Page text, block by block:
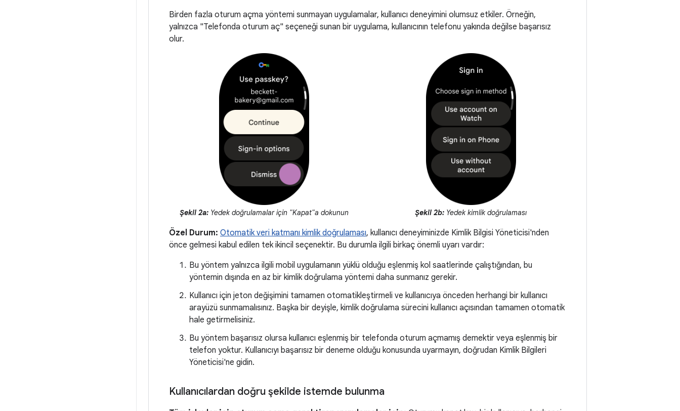
Birden fazla oturum açma yöntemi sunmayan uygulamalar, kullanıcı deneyimini olumsuz etkiler. Örneğin,
yalnızca "Telefonda oturum aç" seçeneği sunan bir uygulama, kullanıcının telefonu yakında değilse başarısız
olur.
Şekil 2a: Yedek doğrulamalar için "Kapat"a dokunun Şekil 2b: Yedek kimlik doğrulaması
Özel Durum: Otomatik veri katmanı kimlik doğrulaması, kullanıcı deneyiminizde Kimlik Bilgisi Yöneticisi'nden
önce gelmesi kabul edilen tek ikincil seçenektir. Bu durumla ilgili birkaç önemli uyarı vardır:
Bu yöntem yalnızca ilgili mobil uygulamanın yüklü olduğu eşlenmiş kol saatlerinde çalıştığından, bu
yöntemin dışında en az bir kimlik doğrulama yöntemi daha sunmanız gerekir.
Kullanıcı için jeton değişimini tamamen otomatikleştirmeli ve kullanıcıya önceden herhangi bir kullanıcı
arayüzü sunmamalısınız. Başka bir deyişle, kimlik doğrulama sürecini kullanıcı açısından tamamen otomatik
hale getirmelisiniz.
Bu yöntem başarısız olursa kullanıcı eşlenmiş bir telefonda oturum açmamış demektir veya eşlenmiş bir
telefon yoktur. Kullanıcıyı başarısız bir deneme olduğu konusunda uyarmayın, doğrudan Kimlik Bilgileri
Yöneticisi'ne gidin.
Kullanıcılardan doğru şekilde istemde bulunma